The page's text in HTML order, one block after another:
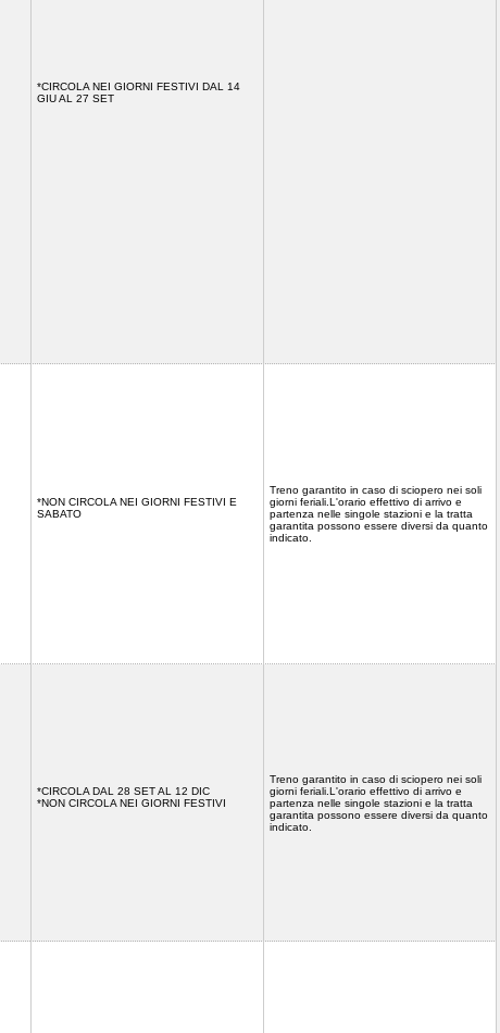
*CIRCOLA NEI GIORNI FESTIVI DAL 14
GIU AL 27 SET
*NON CIRCOLA NEI GIORNI FESTIVI E
SABATO
Treno garantito in caso di sciopero nei soli
giorni feriali.L'orario effettivo di arrivo e
partenza nelle singole stazioni e la tratta
garantita possono essere diversi da quanto
indicato.
*CIRCOLA DAL 28 SET AL 12 DIC
*NON CIRCOLA NEI GIORNI FESTIVI
Treno garantito in caso di sciopero nei soli
giorni feriali.L'orario effettivo di arrivo e
partenza nelle singole stazioni e la tratta
garantita possono essere diversi da quanto
indicato.